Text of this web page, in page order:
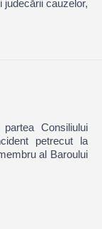
judecării cauzelor,
Consiliului
petrecut la
al Baroului